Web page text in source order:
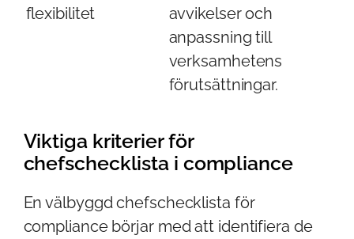
flexibilitet
avvikelser och
anpassning till
verksamhetens
förutsättningar.
Viktiga kriterier för
chefschecklista i compliance
En välbyggd chefschecklista för
compliance börjar med att identifiera de